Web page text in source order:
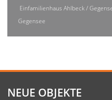
Einfamilienhaus Ahlbeck /
Gegensee
NEUE OBJEKTE